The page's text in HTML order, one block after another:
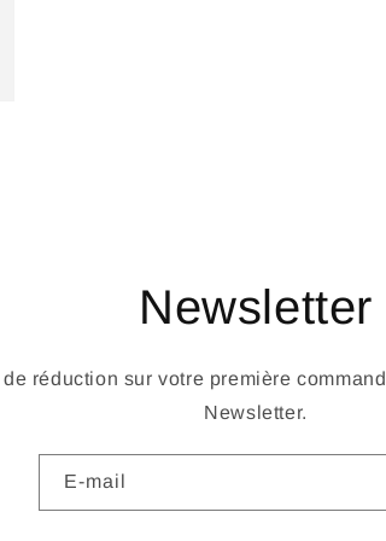
Newsletter
réduction sur votre première
Newsletter.
E-mail